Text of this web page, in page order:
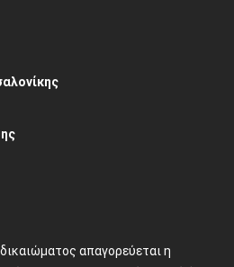
απαγορεύεται η